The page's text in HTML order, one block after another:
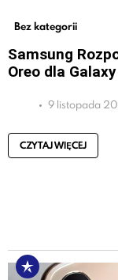
Bez kategorii
Samsung
Oreo dla
9 listopada
CZYTAJ WIĘCEJ